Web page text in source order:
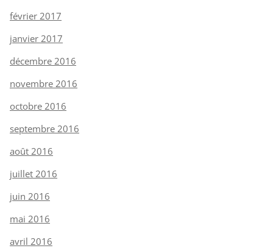
février 2017
janvier 2017
décembre 2016
novembre 2016
octobre 2016
septembre 2016
août 2016
juillet 2016
juin 2016
mai 2016
avril 2016